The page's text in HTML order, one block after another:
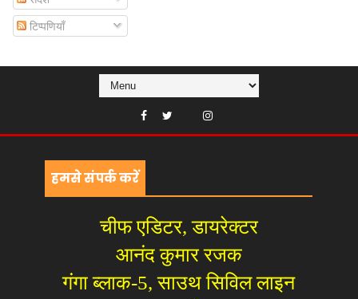
टिप्पणियाँ
हमसे संपर्क करें
चीफ एडिटर, डायरेक्टर
आनंद कुमार रजक
गंगा ब्लाक-5, साउथ सिविल लाइन